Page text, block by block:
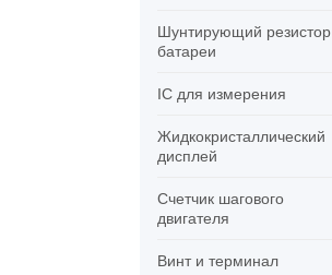
Шунтирующий резистор
батареи
IC для измерения
Жидкокристаллический
дисплей
Счетчик шагового
двигателя
Винт и терминал